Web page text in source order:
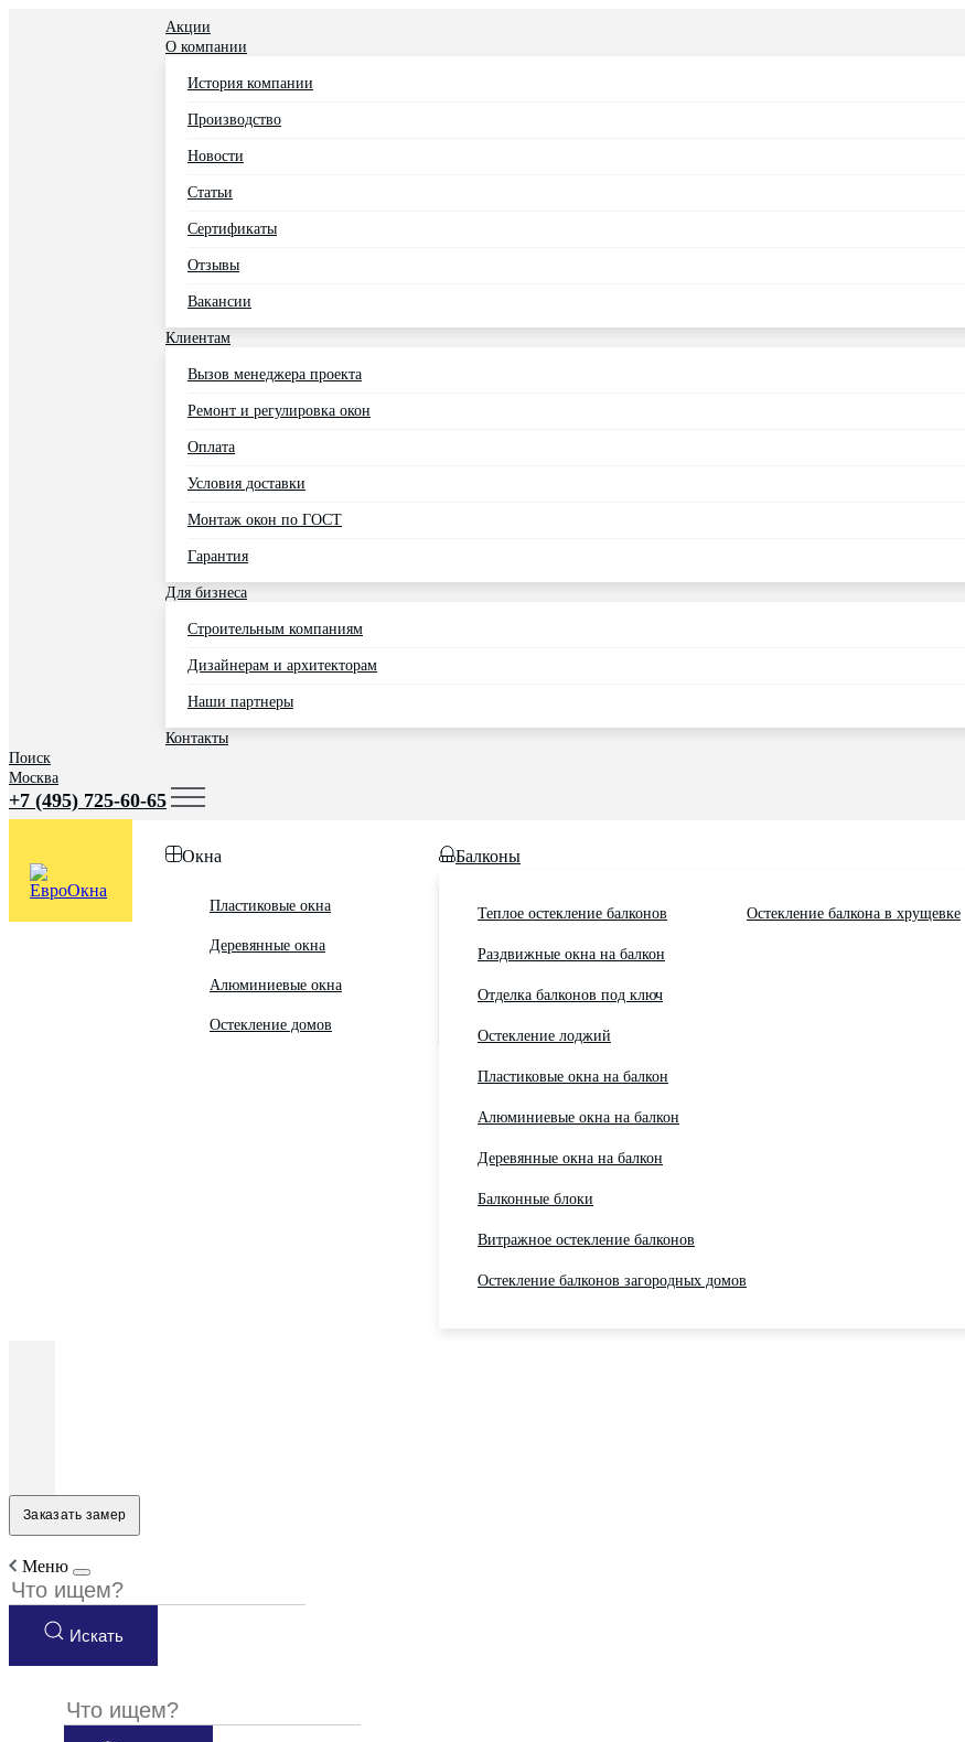
Акции
О компании
История компании
Производство
Новости
Статьи
Сертификаты
Отзывы
Вакансии
Клиентам
Вызов менеджера проекта
Ремонт и регулировка окон
Оплата
Условия доставки
Монтаж окон по ГОСТ
Гарантия
Для бизнеса
Строительным компаниям
Дизайнерам и архитекторам
Наши партнеры
Контакты
Поиск
Москва
+7 (495) 725-60-65
Окна
Пластиковые окна
Деревянные окна
Алюминиевые окна
Остекление домов
Балконы
Теплое остекление балконов
Раздвижные окна на балкон
Отделка балконов под ключ
Остекление лоджий
Пластиковые окна на балкон
Алюминиевые окна на балкон
Деревянные окна на балкон
Балконные блоки
Витражное остекление балконов
Остекление балконов загородных домов
Остекление балкона в хрущевке
Заказать замер
Меню
Искать